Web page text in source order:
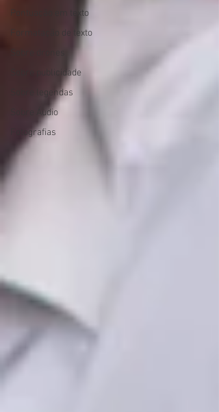
Pontuação em texto
Formatação de texto
Sobre publicidade
Sobre legendas
Sobre Áudio
Fotografias